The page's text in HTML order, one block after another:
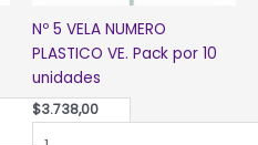
Nº 5 VELA NUMERO
PLASTICO VE. Pack por 10
unidades
$3.738,00